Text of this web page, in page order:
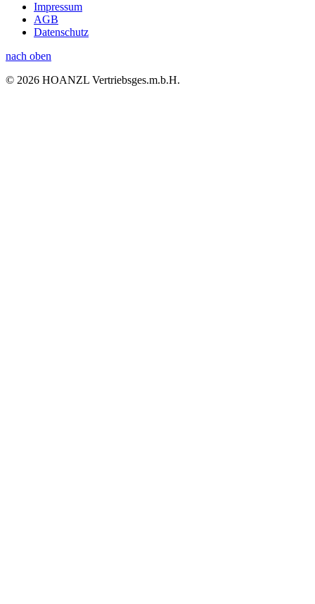
Impressum
AGB
Datenschutz
nach oben
© 2026 HOANZL Vertriebsges.m.b.H.